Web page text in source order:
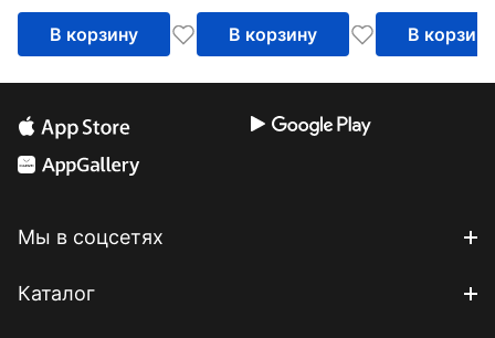
В корзину В корзину В корзину
Мы в соцсетях
Каталог